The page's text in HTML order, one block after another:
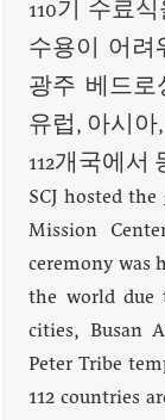
110기 수료
수용이 어려
광주 베드로
유럽, 아시아
112개국에서
SCJ hosted
Mission
ceremony was
the world due
cities, Busan
Peter Tribe
112 countries